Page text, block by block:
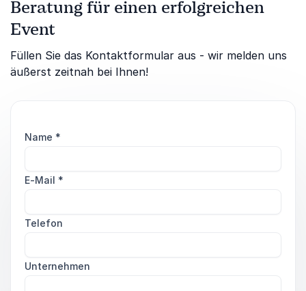
Beratung für einen erfolgreichen
Event
Füllen Sie das Kontaktformular aus - wir melden uns
äußerst zeitnah bei Ihnen!
Name *
E-Mail *
Telefon
Unternehmen